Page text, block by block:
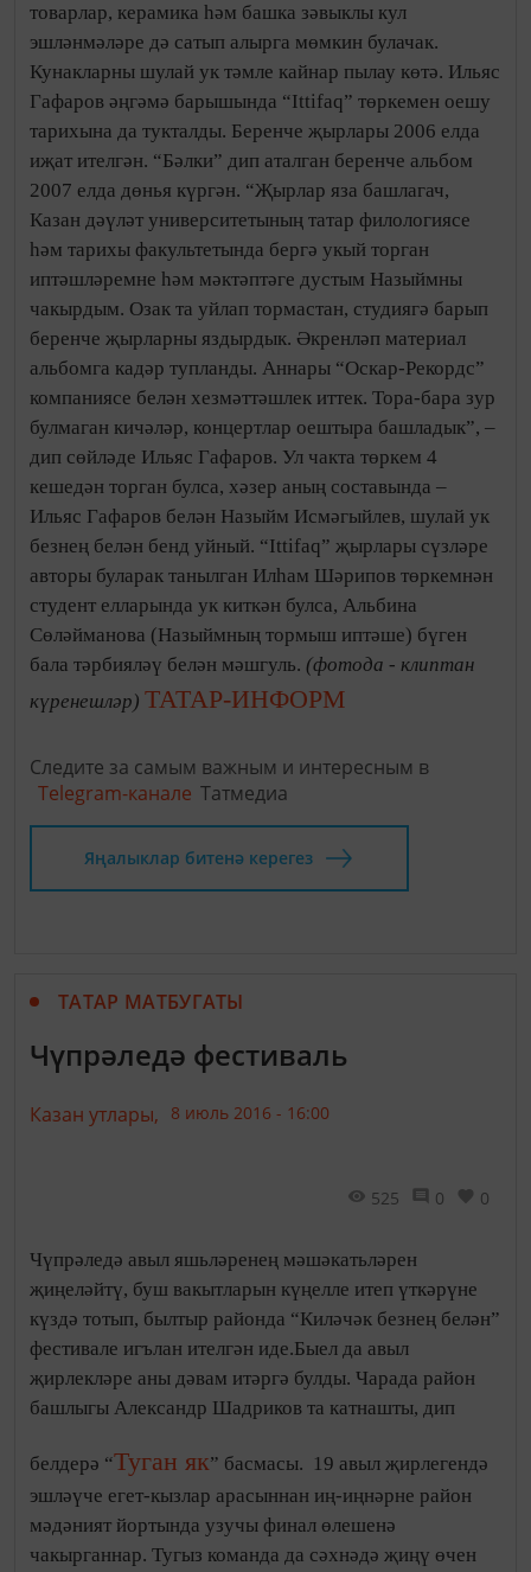
товарлар, керамика һәм башка зәвыклы кул
эшләнмәләре дә сатып алырга мөмкин булачак.
Кунакларны шулай ук тәмле кайнар пылау көтә. Ильяс
Гафаров әңгәмә барышында “Ittifaq” төркемен оешу
тарихына да тукталды. Беренче җырлары 2006 елда
иҗат ителгән. “Бәлки” дип аталган беренче альбом
2007 елда дөнья күргән. “Җырлар яза башлагач,
Казан дәүләт университетының татар филологиясе
һәм тарихы факультетында бергә укый торган
иптәшләремне һәм мәктәптәге дустым Назыймны
чакырдым. Озак та уйлап тормастан, студиягә барып
беренче җырларны яздырдык. Әкренләп материал
альбомга кадәр тупланды. Аннары “Оскар-Рекордс”
компаниясе белән хезмәттәшлек иттек. Тора-бара зур
булмаган кичәләр, концертлар оештыра башладык”, –
дип сөйләде Ильяс Гафаров. Ул чакта төркем 4
кешедән торган булса, хәзер аның составында –
Ильяс Гафаров белән Назыйм Исмәгыйлев, шулай ук
безнең белән бенд уйный. “Ittifaq” җырлары сүзләре
авторы буларак танылган Илһам Шәрипов төркемнән
студент елларында ук киткән булса, Альбина
Сөләйманова (Назыймның тормыш иптәше) бүген
бала тәрбияләү белән мәшгуль. (фотода - клиптан
күренешләр) ТАТАР-ИНФОРМ
Следите за самым важным и интересным в
Telegram-канале Татмедиа
Яңалыклар битенә керегез
ТАТАР МАТБУГАТЫ
Чүпрәледә фестиваль
Казан утлары, 8 июль 2016 - 16:00
525 0 0
Чүпрәледә авыл яшьләренең мәшәкатьләрен
җиңеләйтү, буш вакытларын күңелле итеп үткәрүне
күздә тотып, былтыр районда “Киләчәк безнең белән”
фестивале игълан ителгән иде.Быел да авыл
җирлекләре аны дәвам итәргә булды. Чарада район
башлыгы Александр Шадриков та катнашты, дип
белдерә “Туган як” басмасы. 19 авыл җирлегендә
эшләүче егет-кызлар арасыннан иң-иңнәрне район
мәдәният йортында узучы финал өлешенә
чакырганнар. Тугыз команда да сәхнәдә җиңү өчен